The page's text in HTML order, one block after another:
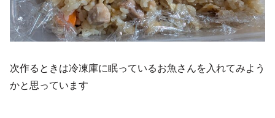
次作るときは冷凍庫に眠っているお魚さんを入れてみよう
かと思っています